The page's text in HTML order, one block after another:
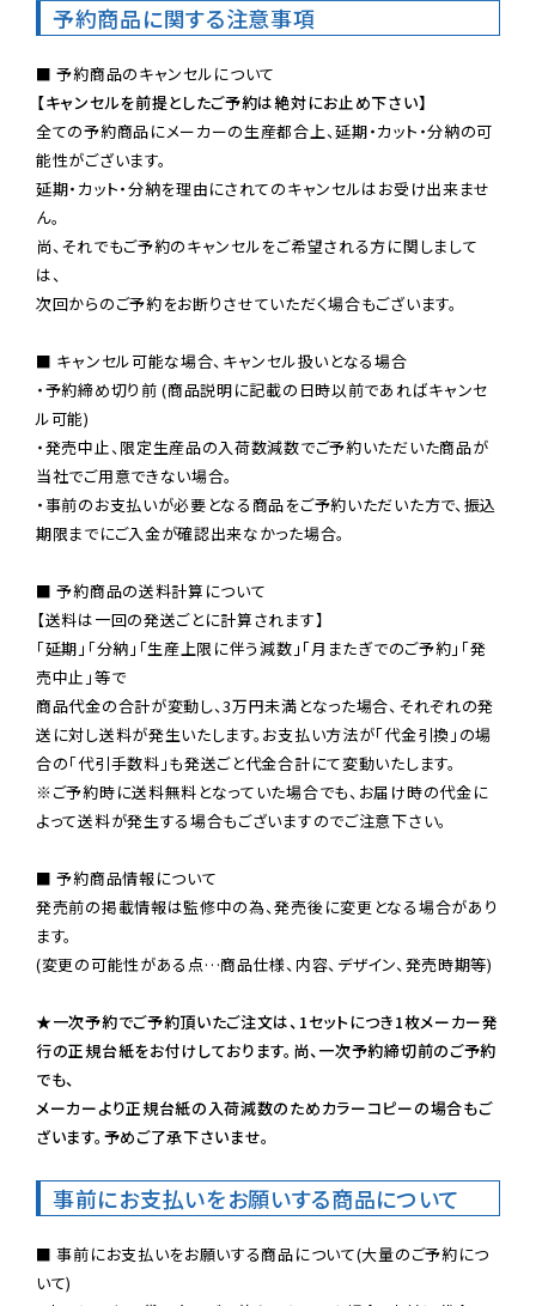
予約商品に関する注意事項
【キャンセルを前提としたご予約は絶対にお止め下さい】
全ての予約商品にメーカーの生産都合上、延期・カット・分納の可
能性がございます。
延期・カット・分納を理由にされてのキャンセルはお受け出来ませ
ん。
尚、それでもご予約のキャンセルをご希望される方に関しまして
は、
次回からのご予約をお断りさせていただく場合もございます。
■ キャンセル可能な場合、キャンセル扱いとなる場合
・予約締め切り前 (商品説明に記載の日時以前であればキャンセ
ル可能)
・発売中止、限定生産品の入荷数減数でご予約いただいた商品が
当社でご用意できない場合。
・事前のお支払いが必要となる商品をご予約いただいた方で、振込
期限までにご入金が確認出来なかった場合。
■ 予約商品の送料計算について
【送料は一回の発送ごとに計算されます】
「延期」「分納」「生産上限に伴う減数」「月またぎでのご予約」「発
売中止」等で
商品代金の合計が変動し、3万円未満となった場合、それぞれの発
送に対し送料が発生いたします。お支払い方法が「代金引換」の場
※ご予約時に送料無料となっていた場合でも、お届け時の代金に
よって送料が発生する場合もございますのでご注意下さい。
■ 予約商品情報について
発売前の掲載情報は監修中の為、発売後に変更となる場合があり
ます。
(変更の可能性がある点…商品仕様、内容、デザイン、発売時期等)
★一次予約でご予約頂いたご注文は、1セットにつき1枚メーカー発
行の正規台紙をお付けしております。尚、一次予約締切前のご予約
でも、
メーカーより正規台紙の入荷減数のためカラーコピーの場合もご
ざいます。予めご了承下さいませ。
事前にお支払いをお願いする商品について
■ 事前にお支払いをお願いする商品について(大量のご予約につ
いて)